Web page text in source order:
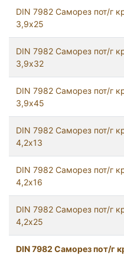
DIN 7982 Саморез пот/г
3,9х25
DIN 7982 Саморез пот/г
3,9х32
DIN 7982 Саморез пот/г
3,9х45
DIN 7982 Саморез пот/г
4,2х13
DIN 7982 Саморез пот/г
4,2х16
DIN 7982 Саморез пот/г
4,2х25
DIN 7982 Саморез пот/г